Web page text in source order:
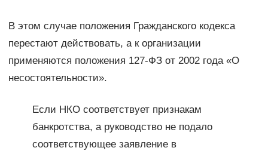
В этом случае положения Гражданского кодекса
перестают действовать, а к организации
применяются положения 127-ФЗ от 2002 года «О
несостоятельности».
Если НКО соответствует признакам
банкротства, а руководство не подало
соответствующее заявление в